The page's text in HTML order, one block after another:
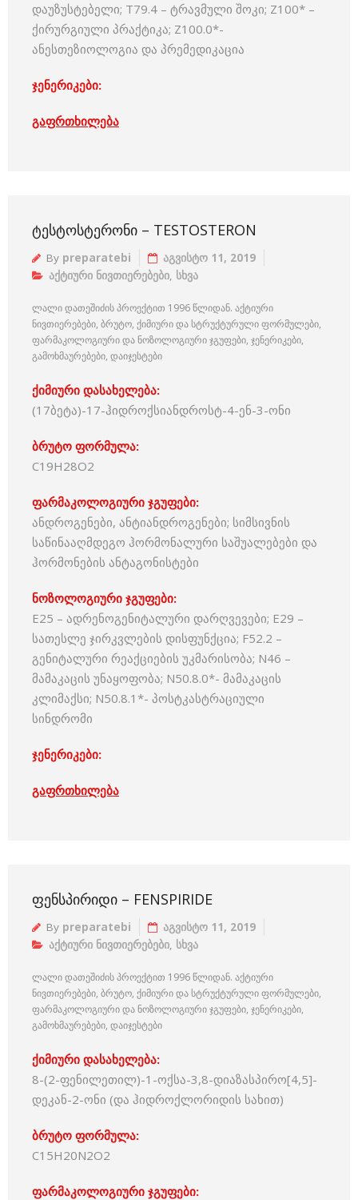
დაუზუსტებელი; T79.4 – ტრავმული შოკი; Z100* –
ქირურგიული პრაქტიკა; Z100.0*-
ანესთეზიოლოგია და პრემედიკაცია
ჯენერიკები:
გაფრთხილება
ᲢᲔᲡᲢᲝᲡᲢᲔᲠᲝᲜᲘ – TESTOSTERON
By preparatebi
აგვისტო 11, 2019
აქტიური ნივთიერებები, სხვა
ლალი დათეშიძის პროექტით 1996 წლიდან. აქტიური
ნივთიერებები, ბრუტო, ქიმიური და სტრუქტურული ფორმულები,
ფარმაკოლოგიური და ნოზოლოგიური ჯგუფები, ჯენერიკები,
გამოხმაურებები, დაიჯესტები
ქიმიური დასახელება:
(17ბეტა)-17-ჰიდროქსიანდროსტ-4-ენ-3-ონი
ბრუტო ფორმულა:
C19H28O2
ფარმაკოლოგიური ჯგუფები:
ანდროგენები, ანტიანდროგენები; სიმსივნის
საწინააღმდეგო ჰორმონალური საშუალებები და
ჰორმონების ანტაგონისტები
ნოზოლოგიური ჯგუფები:
E25 – ადრენოგენიტალური დარღვევები; E29 –
სათესლე ჯირკვლების დისფუნქცია; F52.2 –
გენიტალური რეაქციების უკმარისობა; N46 –
მამაკაცის უნაყოფობა; N50.8.0*- მამაკაცის
კლიმაქსი; N50.8.1*- პოსტკასტრაციული
სინდრომი
ჯენერიკები:
გაფრთხილება
ᲤᲔᲜᲡᲞᲘᲠᲘᲓᲘ – FENSPIRIDE
By preparatebi
აგვისტო 11, 2019
აქტიური ნივთიერებები, სხვა
ლალი დათეშიძის პროექტით 1996 წლიდან. აქტიური
ნივთიერებები, ბრუტო, ქიმიური და სტრუქტურული ფორმულები,
ფარმაკოლოგიური და ნოზოლოგიური ჯგუფები, ჯენერიკები,
გამოხმაურებები, დაიჯესტები
ქიმიური დასახელება:
8-(2-ფენილეთილ)-1-ოქსა-3,8-დიაზასპირო[4,5]-
დეკან-2-ონი (და ჰიდროქლორიდის სახით)
ბრუტო ფორმულა:
C15H20N2O2
ფარმაკოლოგიური ჯგუფები: